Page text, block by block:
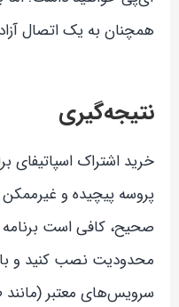
همچنان به یک اتصال آزاد
نتیجه‌گیری
خرید اشتراک اسپاتیفای
پروسه پیچیده و
صحیح، کافی است برنامه
محدودیت نصب کنید و با
سرویس‌های معتبر (مانند